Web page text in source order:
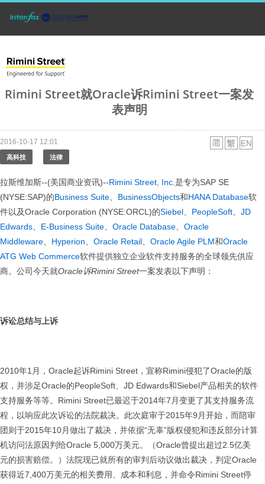
Rimini Street就Oracle诉Rimini Street一案发
表声明
2016-10-17 12:01
高科技 法律
拉斯维加斯--(美国商业资讯)--Rimini Street, Inc.是专为SAP SE
(NYSE:SAP)的Business Suite、 BusinessObjects和HANA Database软
件以及Oracle Corporation (NYSE:ORCL)的Siebel、 PeopleSoft、 JD
Edwards、 E-Business Suite、 Oracle Database、 Oracle
Middleware、 Hyperion、 Oracle Retail、 Oracle Agile PLM和Oracle
ATG Web Commerce软件提供独立企业软件支持服务的全球领先供应
商。公司今天就Oracle诉Rimini Street一案发表以下声明：
诉讼总结与上诉
2010年1月，Oracle起诉Rimini Street，宣称Rimini侵犯了Oracle的版
权，并涉足Oracle的PeopleSoft、JD Edwards和Siebel产品相关的软件
支持服务等等。Rimini Street已最迟于2014年7月变更了其支持服务流
程，以响应此次诉讼的法院裁决。此次庭审于2015年9月开始，而陪审
团则于2015年10月做出了裁决，并依据“无辜”版权侵犯和违反部分计算
机访问法原因判给Oracle 5,000万美元。（Oracle曾提出超过2.5亿美
元的损害赔偿。）法院现已就所有的审判后动议做出裁决，判定Oracle
获得近7,400万美元的相关费用、成本和利息，并命令Rimini Street停